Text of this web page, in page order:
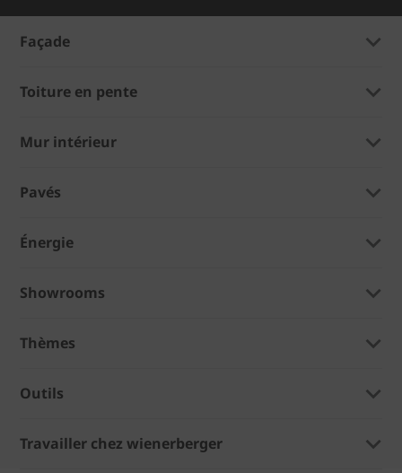
Façade
Toiture en pente
Mur intérieur
Pavés
Énergie
Showrooms
Thèmes
Outils
Travailler chez wienerberger